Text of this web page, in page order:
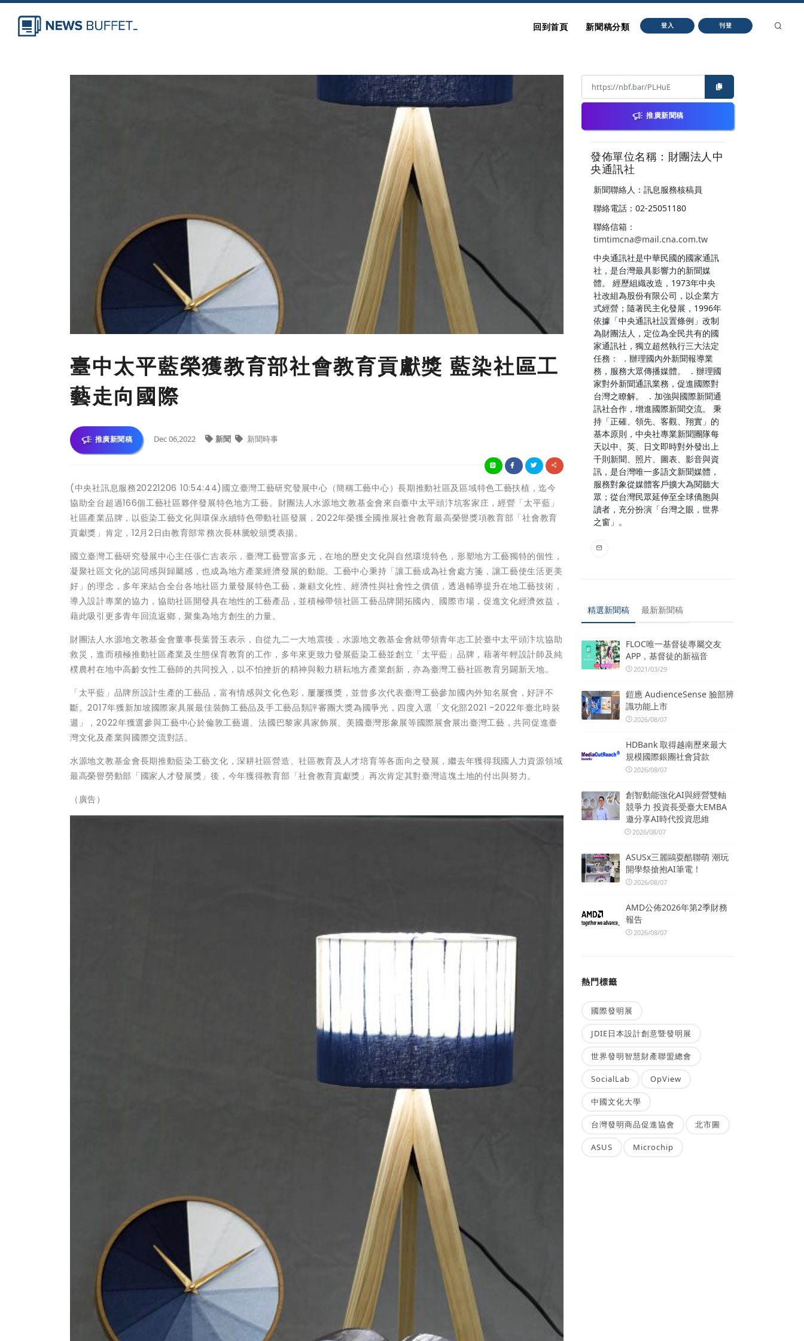
回到首頁 新聞稿分類 登入 刊登
臺中太平藍榮獲教育部社會教育貢獻獎 藍染社區工
藝走向國際
推廣新聞稿 Dec 06,2022 新聞 新聞時事
(中央社訊息服務20221206 10:54:44)國立臺灣工藝研究發展中心（簡稱工藝中心）長期推動社區及區域特色工藝扶植，迄今
協助全台超過166個工藝社區夥伴發展特色地方工藝。財團法人水源地文教基金會來自臺中太平頭汴坑客家庄，經營「太平藍」
社區產業品牌，以藍染工藝文化與環保永續特色帶動社區發展，2022年榮獲全國推展社會教育最高榮譽獎項教育部「社會教育
貢獻獎」肯定，12月2日由教育部常務次長林騰蛟頒獎表揚。
國立臺灣工藝研究發展中心主任張仁吉表示，臺灣工藝豐富多元，在地的歷史文化與自然環境特色，形塑地方工藝獨特的個性，
凝聚社區文化的認同感與歸屬感，也成為地方產業經濟發展的動能。工藝中心秉持「讓工藝成為社會處方箋，讓工藝使生活更美
好」的理念，多年來結合全台各地社區力量發展特色工藝，兼顧文化性、經濟性與社會性之價值，透過輔導提升在地工藝技術，
導入設計專業的協力，協助社區開發具在地性的工藝產品，並積極帶領社區工藝品牌開拓國內、國際市場，促進文化經濟效益，
藉此吸引更多青年回流返鄉，聚集為地方創生的力量。
財團法人水源地文教基金會董事長葉晉玉表示，自從九二一大地震後，水源地文教基金會就帶領青年志工於臺中太平頭汴坑協助
救災，進而積極推動社區產業及生態保育教育的工作，多年來更致力發展藍染工藝並創立「太平藍」品牌，藉著年輕設計師及純
樸農村在地中高齡女性工藝師的共同投入，以不怕挫折的精神與毅力耕耘地方產業創新，亦為臺灣工藝社區教育另闢新天地。
「太平藍」品牌所設計生產的工藝品，富有情感與文化色彩，屢屢獲獎，並曾多次代表臺灣工藝參加國內外知名展會，好評不
斷。2017年獲新加坡國際家具展最佳裝飾工藝品及手工藝品類評審團大獎為國爭光，四度入選「文化部2021 -2022年臺北時裝
週」，2022年獲選參與工藝中心於倫敦工藝週、法國巴黎家具家飾展、美國臺灣形象展等國際展會展出臺灣工藝，共同促進臺
灣文化及產業與國際交流對話。
水源地文教基金會長期推動藍染工藝文化，深耕社區營造、社區教育及人才培育等各面向之發展，繼去年獲得我國人力資源領域
最高榮譽勞動部「國家人才發展獎」後，今年獲得教育部「社會教育貢獻獎」再次肯定其對臺灣這塊土地的付出與努力。
（廣告）
推廣新聞稿
發佈單位名稱：財團法人中
央通訊社
新聞聯絡人：訊息服務核稿員
聯絡電話：02-25051180
聯絡信箱：
timtimcna@mail.cna.com.tw
中央通訊社是中華民國的國家通訊
社，是台灣最具影響力的新聞媒
體。 經歷組織改造，1973年中央
社改組為股份有限公司，以企業方
式經營；隨著民主化發展，1996年
依據「中央通訊社設置條例」改制
為財團法人，定位為全民共有的國
家通訊社，獨立超然執行三大法定
任務： ．辦理國內外新聞報導業
務，服務大眾傳播媒體。 ．辦理國
家對外新聞通訊業務，促進國際對
台灣之瞭解。 ．加強與國際新聞通
訊社合作，增進國際新聞交流。 秉
持「正確、領先、客觀、翔實」的
基本原則，中央社專業新聞團隊每
天以中、英、日文即時對外發出上
千則新聞、照片、圖表、影音與資
訊，是台灣唯一多語文新聞媒體，
服務對象從媒體客戶擴大為閱聽大
眾；從台灣民眾延伸至全球僑胞與
讀者，充分扮演「台灣之眼，世界
之窗」。
精選新聞稿 最新新聞稿
FLOC唯一基督徒專屬交友
APP，基督徒的新福音
2021/03/29
鎧應 AudienceSense 臉部辨
識功能上市
2026/08/07
HDBank 取得越南歷來最大
規模國際銀團社會貸款
2026/08/07
創智動能強化AI與經營雙軸
競爭力 投資長受臺大EMBA
邀分享AI時代投資思維
2026/08/07
ASUSx三麗鷗耍酷聯萌 潮玩
開學祭搶抱AI筆電！
2026/08/07
AMD公佈2026年第2季財務
報告
2026/08/07
熱門標籤
國際發明展
JDIE日本設計創意暨發明展
世界發明智慧財產聯盟總會
SocialLab OpView
中國文化大學
台灣發明商品促進協會 北市圖
ASUS Microchip